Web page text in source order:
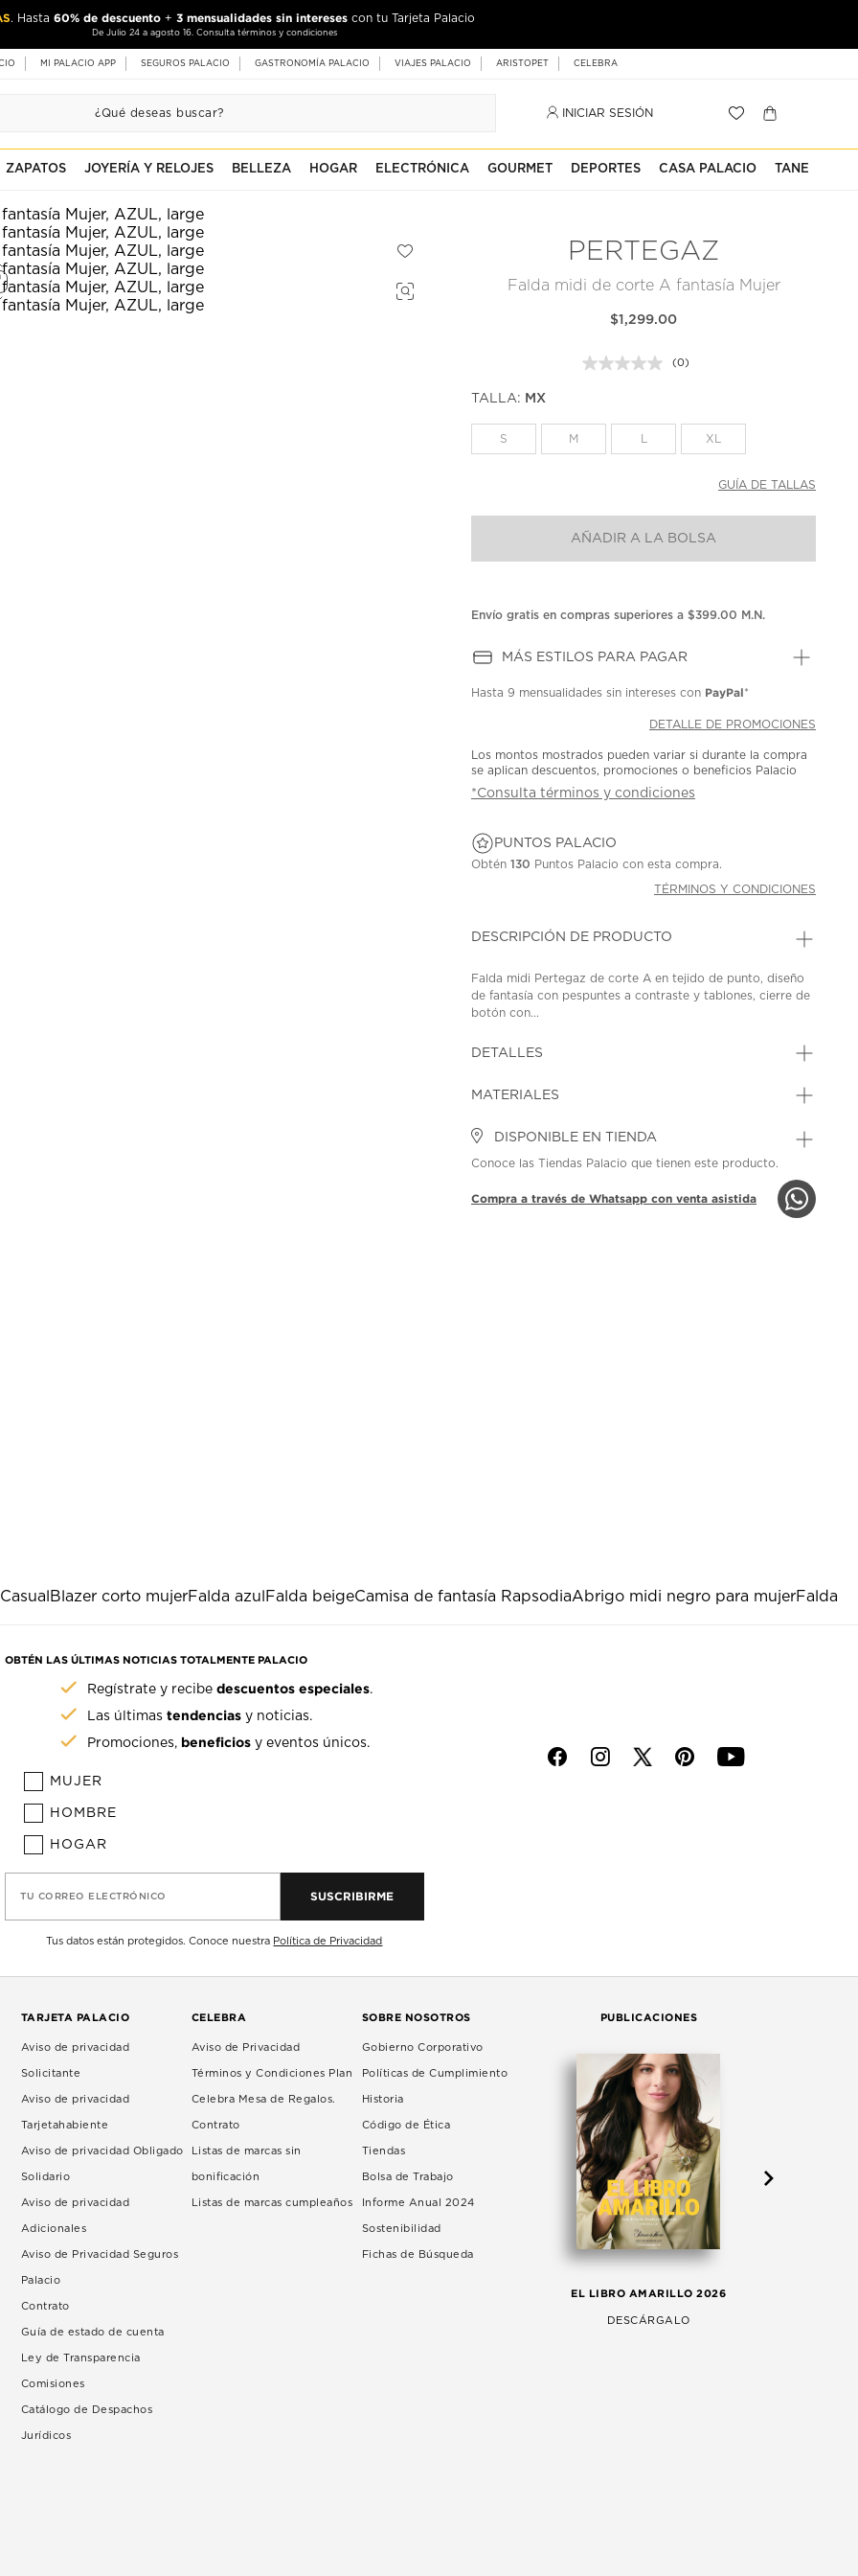
. Hasta 60% de descuento + 3 mensualidades sin intereses con tu Tarjeta Palacio
De Julio 24 a agosto 16. Consulta términos y condiciones
MI PALACIO APP SEGUROS PALACIO GASTRONOMÍA PALACIO VIAJES PALACIO ARISTOPET CELEBRA
INICIAR SESIÓN
ZAPATOS JOYERÍA Y RELOJES BELLEZA HOGAR ELECTRÓNICA GOURMET DEPORTES CASA PALACIO TANE
PERTEGAZ
Falda midi de corte A fantasía Mujer
$1,299.00
Sin
misma
(0)
TALLA: MX
S M XL
GUÍA DE TALLAS
AÑADIR A LA BOLSA
Envío gratis en compras superiores a $399.00 M.N.
MÁS ESTILOS PARA PAGAR
Hasta9 mensualidades sin intereses con PayPal*
DETALLE DE PROMOCIONES
Los montos mostrados pueden variar si durante la compra
se aplican descuentos, promociones o beneficios Palacio
*Consulta términos y condiciones
PUNTOS PALACIO
Obtén130 Puntos Palacio con esta compra.
TÉRMINOS Y CONDICIONES
DESCRIPCIÓN DE PRODUCTO
Falda midi Pertegaz de corte A en tejido de punto, diseño
de fantasía con pespuntes a contraste y tablones, cierre de
botón con...
DETALLES
MATERIALES
DISPONIBLE EN TIENDA
Conoce las Tiendas Palacio que tienen este producto.
Compra a través de Whatsapp con venta asistida
Blazer corto mujerFalda azul Falda beigeCamisa de fantasía RapsodiaAbrigo midi negro para mujerFalda
OBTÉN LAS ÚLTIMAS NOTICIAS TOTALMENTE PALACIO
Regístrate y recibedescuentos especiales.
Las últimastendencias y noticias.
Promociones, beneficios y eventos únicos.
MUJER
HOMBRE
HOGAR
TU CORREO ELECTRÓNICO SUSCRIBIRME
Tus datos están protegidos. Conoce nuestra Política de Privacidad
f i p y
TARJETA PALACIO
Aviso de privacidad
Solicitante
Aviso de privacidad
Tarjetahabiente
Aviso de privacidad Obligado
Solidario
Aviso de privacidad
Adicionales
Aviso de Privacidad Seguros
Palacio
Contrato
Guía de estado de cuenta
Ley de Transparencia
Comisiones
Catálogo de Despachos
Jurídicos
CELEBRA
Aviso de Privacidad
Términos y Condiciones Plan
Celebra Mesa de Regalos.
Contrato
Listas de marcas sin
bonificación
Listas de marcas cumpleaños
SOBRE NOSOTROS
Gobierno Corporativo
Políticas de Cumplimiento
Historia
Código de Ética
Tiendas
Bolsa de Trabajo
Informe Anual 2024
Sostenibilidad
Fichas de Búsqueda
PUBLICACIONES
EL LIBRO AMARILLO 2026
DESCÁRGALO